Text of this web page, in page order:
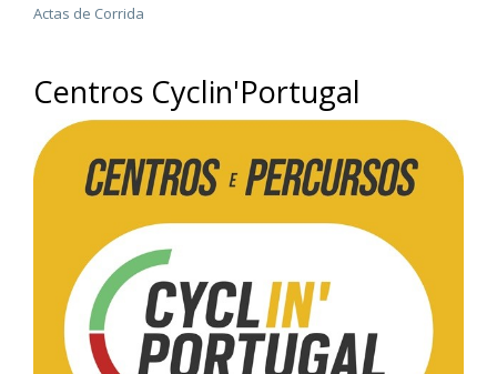
Actas de Corrida
Centros Cyclin'Portugal